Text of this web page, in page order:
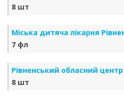
8 шт
Міська дитяча лікарня
7 фл
Рівненський обласний
8 шт